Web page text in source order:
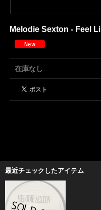
Melodie Sexton - Feel
在庫なし
最近チェックしたアイテム